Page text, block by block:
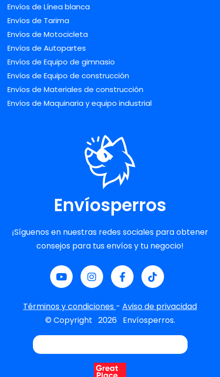
Envíos de Línea blanca
Envíos de Tarima
Envíos de Motocicleta
Envíos de Autopartes
Envíos de Equipo de gimnasio
Envíos de Equipo de construcción
Envíos de Materiales de construcción
Envíos de Maquinaria y equipo industrial
Envíosperros
¡Síguenos en nuestras redes sociales para obtener
consejos para tus envíos y tu negocio!
Términos y condiciones - Aviso de privacidad
© Copyright 2026 Envíosperros.